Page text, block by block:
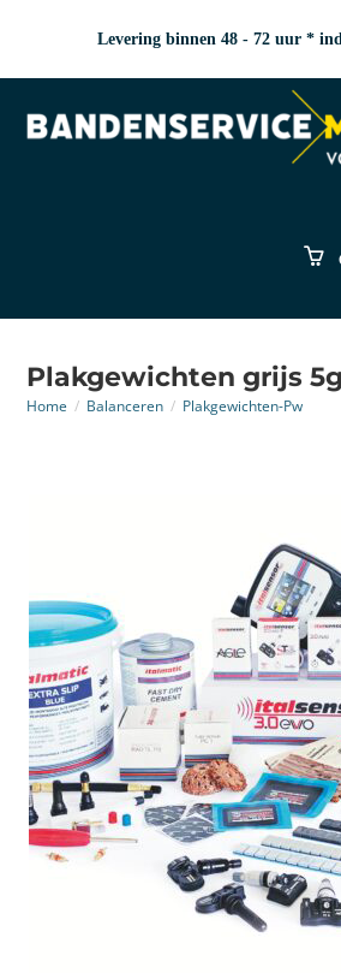
Levering binnen 48 - 72 uur *
Plakgewichten grijs
Home / Balanceren / Plakgewichten-Pw